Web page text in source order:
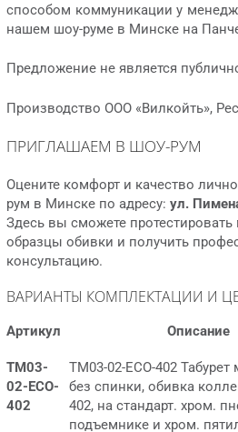
способом коммуникации у
нашем шоу-руме в Минске на
Предложение не является
Производство ООО «Вилкойть»,
ПРИГЛАШАЕМ В ШОУ-РУМ
Оцените комфорт и качество
рум в Минске по адресу: ул.
Здесь вы сможете протестировать
образцы обивки и получить
консультацию.
ВАРИАНТЫ КОМПЛЕКТАЦИИ И
Артикул Описание
ТМ03-
02-ECO-
402
ТМ03-02-ECO-402
без спинки, обивка
402, на стандарт. хром.
подъемнике и хром.